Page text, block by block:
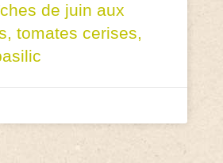
de juin aux
tomates cerises,